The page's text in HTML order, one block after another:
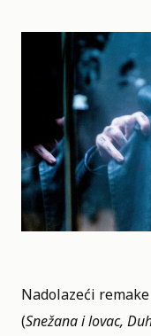
Nadolazeći
(Snežana i lovac,